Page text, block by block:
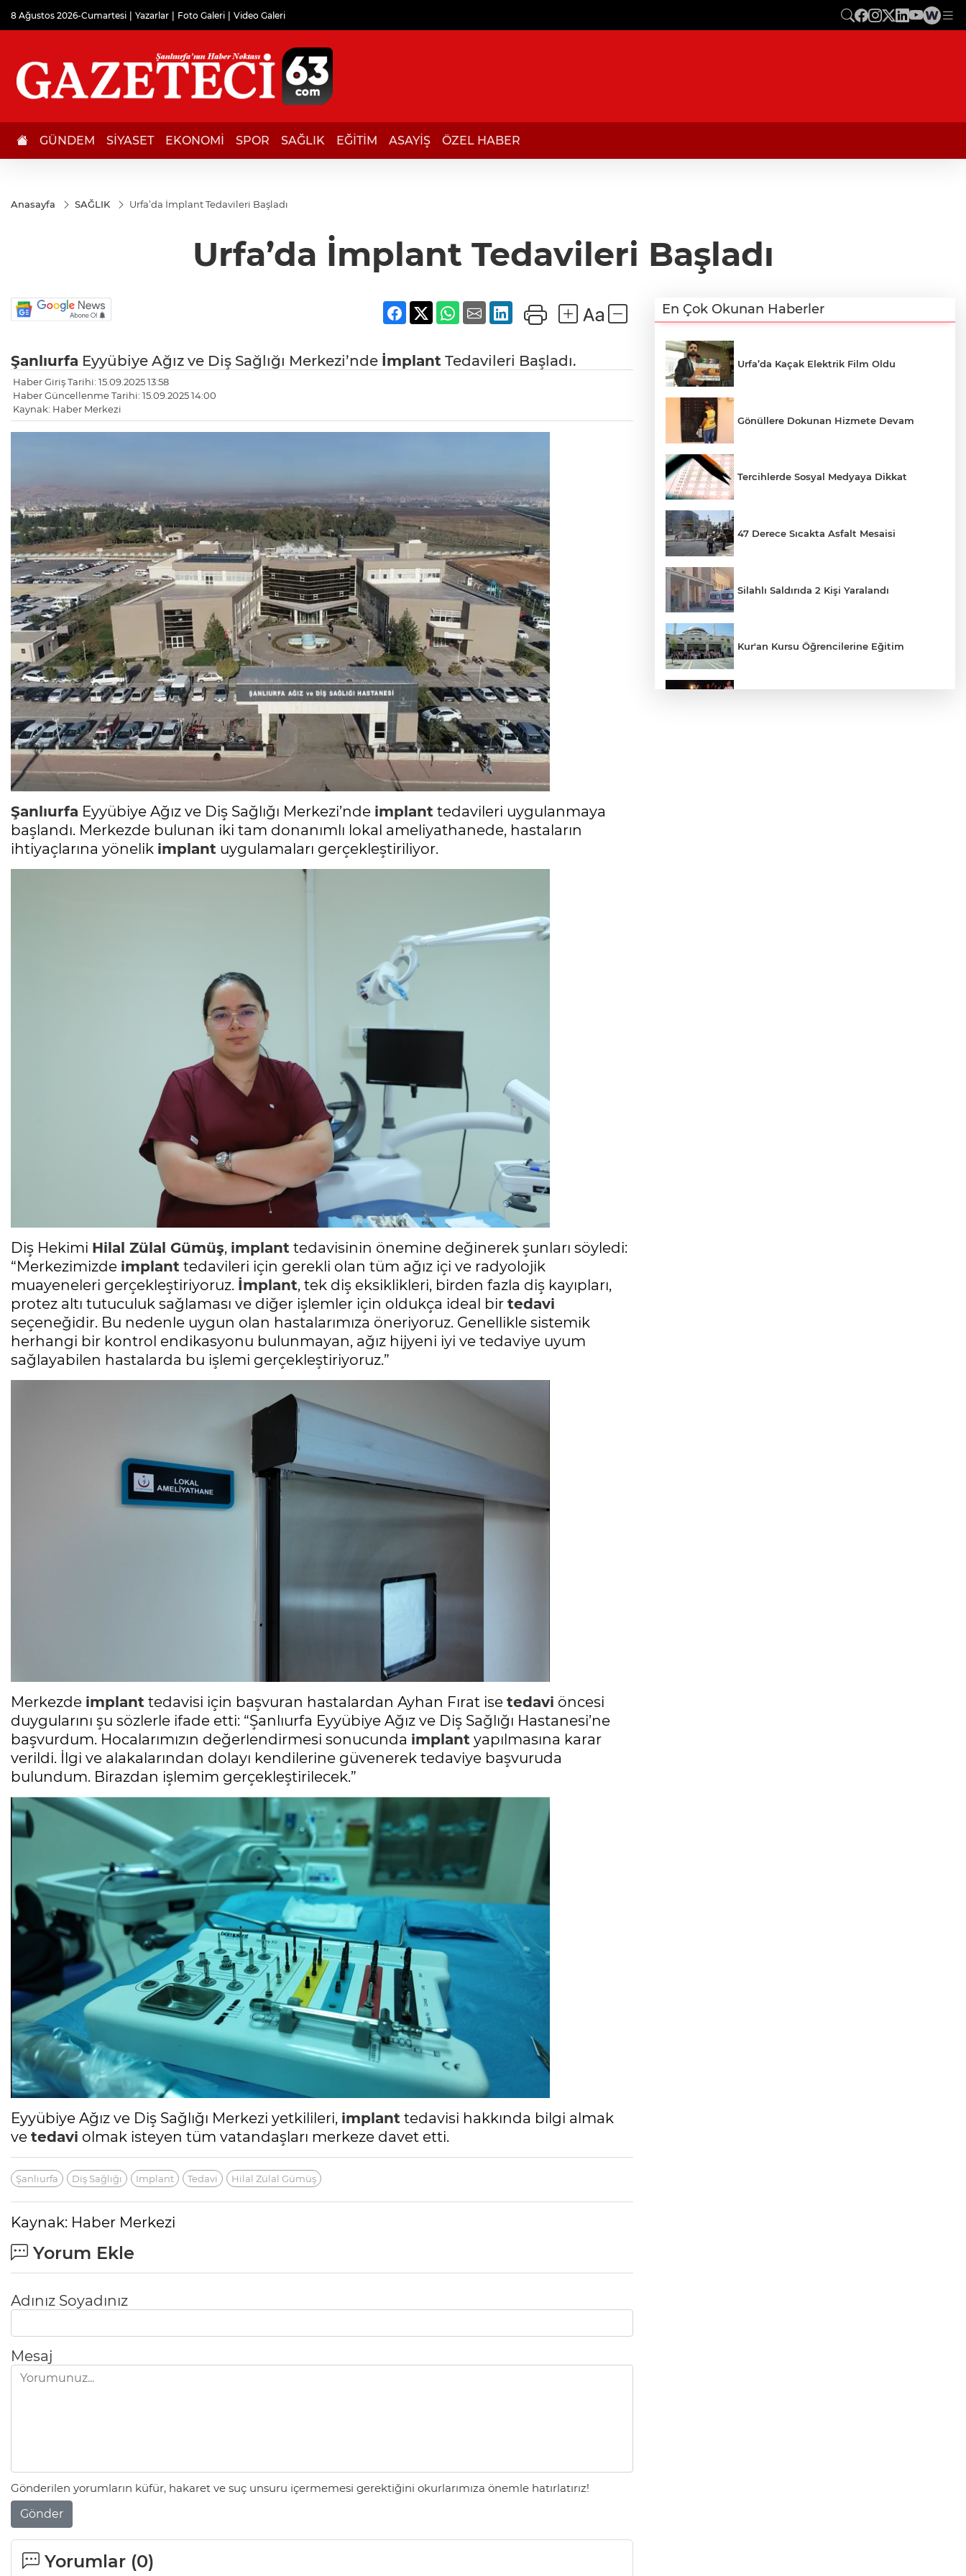
8 Ağustos 2026-Cumartesi Yazarlar Foto Galeri Video Galeri
GÜNDEM SİYASET EKONOMİ SPOR SAĞLIK EĞİTİM ASAYİŞ ÖZEL HABER
Anasayfa SAĞLIK Urfa’da İmplant Tedavileri Başladı
Urfa’da İmplant Tedavileri Başladı
Şanlıurfa Eyyübiye Ağız ve Diş Sağlığı Merkezi’nde İmplant Tedavileri Başladı.
Haber Giriş Tarihi: 15.09.2025 13:58
Haber Güncellenme Tarihi: 15.09.2025 14:00
Kaynak: Haber Merkezi
Şanlıurfa Eyyübiye Ağız ve Diş Sağlığı Merkezi’nde implant tedavileri uygulanmaya
başlandı. Merkezde bulunan iki tam donanımlı lokal ameliyathanede, hastaların
ihtiyaçlarına yönelik implant uygulamaları gerçekleştiriliyor.
Diş Hekimi Hilal Zülal Gümüş, implant tedavisinin önemine değinerek şunları söyledi:
“Merkezimizde implant tedavileri için gerekli olan tüm ağız içi ve radyolojik
muayeneleri gerçekleştiriyoruz. İmplant, tek diş eksiklikleri, birden fazla diş kayıpları,
protez altı tutuculuk sağlaması ve diğer işlemler için oldukça ideal bir tedavi
seçeneğidir. Bu nedenle uygun olan hastalarımıza öneriyoruz. Genellikle sistemik
herhangi bir kontrol endikasyonu bulunmayan, ağız hijyeni iyi ve tedaviye uyum
sağlayabilen hastalarda bu işlemi gerçekleştiriyoruz.”
Merkezde implant tedavisi için başvuran hastalardan Ayhan Fırat ise tedavi öncesi
duygularını şu sözlerle ifade etti: “Şanlıurfa Eyyübiye Ağız ve Diş Sağlığı Hastanesi’ne
başvurdum. Hocalarımızın değerlendirmesi sonucunda implant yapılmasına karar
verildi. İlgi ve alakalarından dolayı kendilerine güvenerek tedaviye başvuruda
bulundum. Birazdan işlemim gerçekleştirilecek.”
Eyyübiye Ağız ve Diş Sağlığı Merkezi yetkilileri, implant tedavisi hakkında bilgi almak
ve tedavi olmak isteyen tüm vatandaşları merkeze davet etti.
Şanlıurfa Diş Sağlığı Implant Tedavi Hilal Zülal Gümüş
Kaynak: Haber Merkezi
Yorum Ekle
Adınız Soyadınız
Mesaj
Gönderilen yorumların küfür, hakaret ve suç unsuru içermemesi gerektiğini okurlarımıza önemle hatırlatırız!
Gönder
Yorumlar (0)
En Çok Okunan Haberler
Urfa’da Kaçak Elektrik Film Oldu
Gönüllere Dokunan Hizmete Devam
Tercihlerde Sosyal Medyaya Dikkat
47 Derece Sıcakta Asfalt Mesaisi
Silahlı Saldırıda 2 Kişi Yaralandı
Kur'an Kursu Öğrencilerine Eğitim